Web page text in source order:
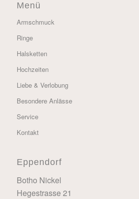
Menü
Armschmuck
Ringe
Halsketten
Hochzeiten
Liebe & Verlobung
Besondere Anlässe
Service
Kontakt
Eppendorf
Botho Nickel
Hegestrasse 21